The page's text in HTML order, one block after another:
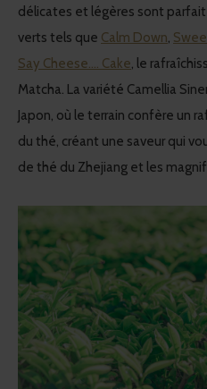
délicates et légères sont
verts tels que Calm Down,
Say Cheese.... Cake, le
Matcha. La variété Camellia
Japon, où le terrain confère un
du thé, créant une saveur qui
de thé du Zhejiang et les